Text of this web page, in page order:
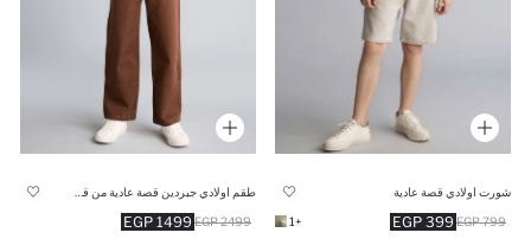
شورت اولادي قصة عادية
399 EGP 799 EGP
+1
طقم اولادي جبردين قصة عادية من قطعتين
1499 EGP 2499 EGP